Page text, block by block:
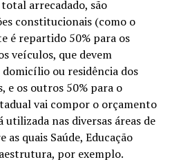
arrecadado, são
constitucionais (como o
é repartido 50% para os
veículos, que devem
ou residência dos
e os outros 50% para o
vai compor o orçamento
utilizada nas diversas áreas de
quais Saúde, Educação
por exemplo.